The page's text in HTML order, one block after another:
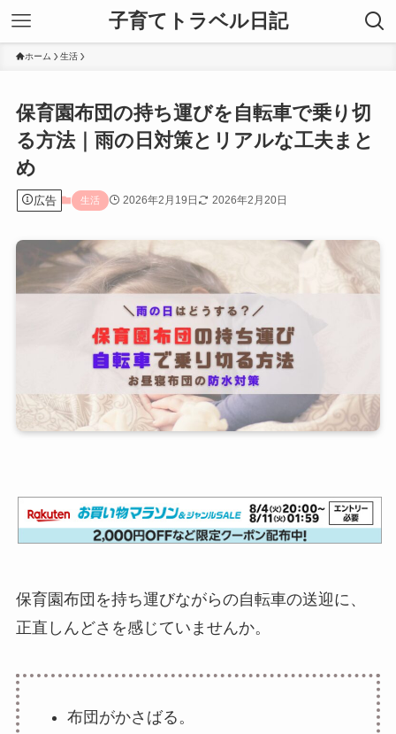
子育てトラベル日記
ホーム 生活
保育園布団の持ち運びを自転車で乗り切
る方法｜雨の日対策とリアルな工夫まと
め
広告 生活 2026年2月19日 2026年2月20日
保育園布団を持ち運びながらの自転車の送迎に、
正直しんどさを感じていませんか。
布団がかさばる。